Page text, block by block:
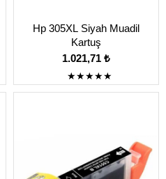
Hp 305XL Siyah Muadil
Kartuş
★★★★★
1.021,71 ₺